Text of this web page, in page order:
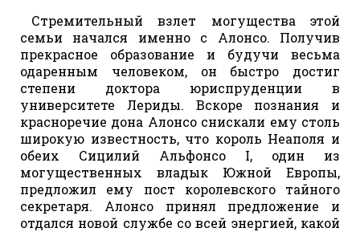
Стремительный взлет могущества этой
семьи начался именно с Алонсо. Получив
прекрасное образование и будучи весьма
одаренным человеком, он быстро достиг
степени доктора юриспруденции в
университете Лериды. Вскоре познания и
красноречие дона Алонсо снискали ему столь
широкую известность, что король Неаполя и
обеих Сицилий Альфонсо I, один из
могущественных владык Южной Европы,
предложил ему пост королевского тайного
секретаря. Алонсо принял предложение и
отдался новой службе со всей энергией, какой